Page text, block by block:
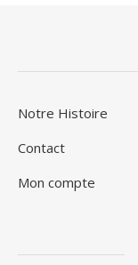
Notre Histoire
Contact
Mon compte